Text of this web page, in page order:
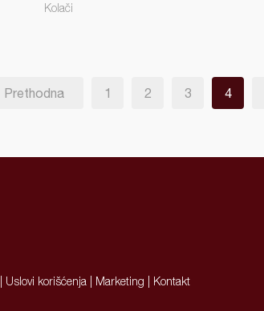
Kolači
Prethodna 1 2 3 4
Uslovi korišćenja Marketing Kontakt